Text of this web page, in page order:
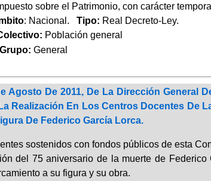
sobre el Patrimonio, con carácter temporal
: Nacional. Tipo: Real Decreto-Ley.
Población general
General
Agosto De 2011, De La Dirección General
Realización En Los Centros Docentes De
De Federico García Lorca.
sostenidos con fondos públicos de esta
del 75 aniversario de la muerte de
a su figura y su obra.